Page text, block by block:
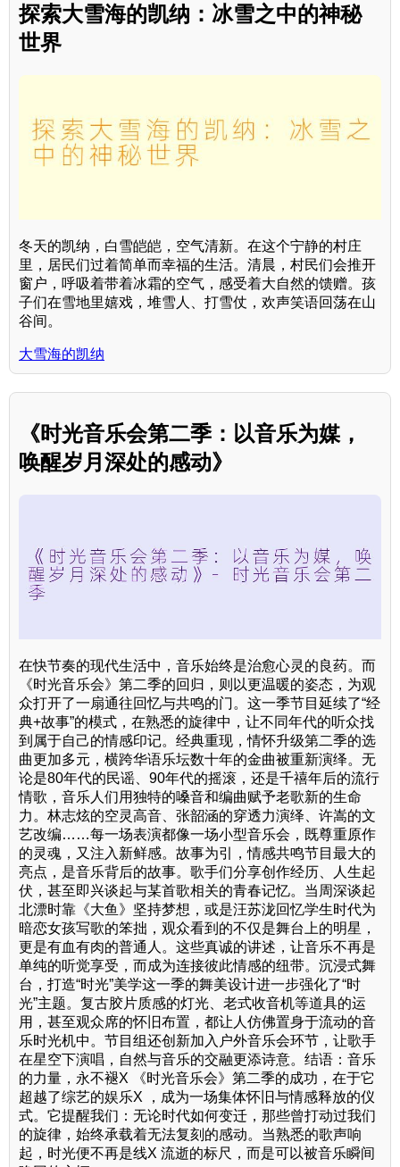
探索大雪海的凯纳：冰雪之中的神秘
世界
冬天的凯纳，白雪皑皑，空气清新。在这个宁静的村庄
里，居民们过着简单而幸福的生活。清晨，村民们会推开
窗户，呼吸着带着冰霜的空气，感受着大自然的馈赠。孩
子们在雪地里嬉戏，堆雪人、打雪仗，欢声笑语回荡在山
谷间。
大雪海的凯纳
《时光音乐会第二季：以音乐为媒，
唤醒岁月深处的感动》
在快节奏的现代生活中，音乐始终是治愈心灵的良药。而
《时光音乐会》第二季的回归，则以更温暖的姿态，为观
众打开了一扇通往回忆与共鸣的门。这一季节目延续了“经
典+故事”的模式，在熟悉的旋律中，让不同年代的听众找
到属于自己的情感印记。经典重现，情怀升级第二季的选
曲更加多元，横跨华语乐坛数十年的金曲被重新演绎。无
论是80年代的民谣、90年代的摇滚，还是千禧年后的流行
情歌，音乐人们用独特的嗓音和编曲赋予老歌新的生命
力。林志炫的空灵高音、张韶涵的穿透力演绎、许嵩的文
艺改编……每一场表演都像一场小型音乐会，既尊重原作
的灵魂，又注入新鲜感。故事为引，情感共鸣节目最大的
亮点，是音乐背后的故事。歌手们分享创作经历、人生起
伏，甚至即兴谈起与某首歌相关的青春记忆。当周深谈起
北漂时靠《大鱼》坚持梦想，或是汪苏泷回忆学生时代为
暗恋女孩写歌的笨拙，观众看到的不仅是舞台上的明星，
更是有血有肉的普通人。这些真诚的讲述，让音乐不再是
单纯的听觉享受，而成为连接彼此情感的纽带。沉浸式舞
台，打造“时光”美学这一季的舞美设计进一步强化了“时
光”主题。复古胶片质感的灯光、老式收音机等道具的运
用，甚至观众席的怀旧布置，都让人仿佛置身于流动的音
乐时光机中。节目组还创新加入户外音乐会环节，让歌手
在星空下演唱，自然与音乐的交融更添诗意。结语：音乐
的力量，永不褪X 《时光音乐会》第二季的成功，在于它
超越了综艺的娱乐X ，成为一场集体怀旧与情感释放的仪
式。它提醒我们：无论时代如何变迁，那些曾打动过我们
的旋律，始终承载着无法复刻的感动。当熟悉的歌声响
起，时光便不再是线X 流逝的标尺，而是可以被音乐瞬间